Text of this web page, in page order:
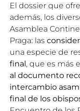
El dossier que
además, los
Asamblea
Praga: las
una especie de
final, que es más
al documento
intercambio
final de los